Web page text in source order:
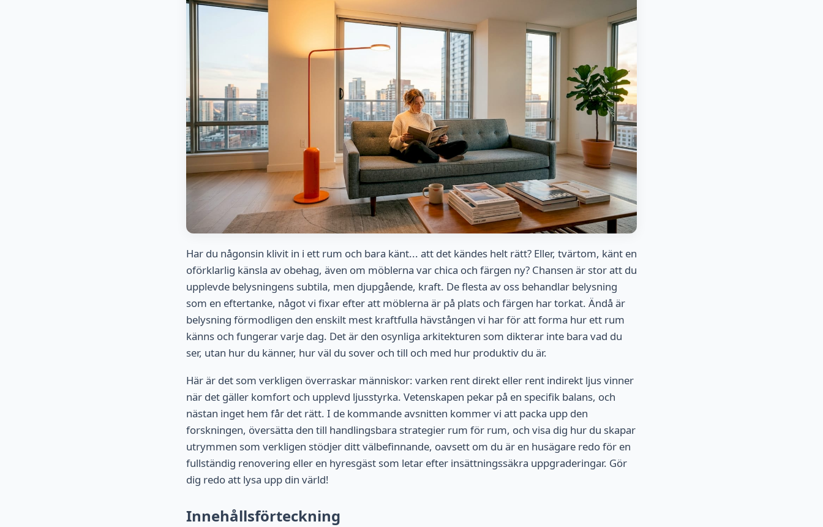
Har du någonsin klivit in i ett rum och bara känt... att det kändes helt rätt? Eller, tvärtom, känt en
oförklarlig känsla av obehag, även om möblerna var chica och färgen ny? Chansen är stor att du
upplevde belysningens subtila, men djupgående, kraft. De flesta av oss behandlar belysning
som en eftertanke, något vi fixar efter att möblerna är på plats och färgen har torkat. Ändå är
belysning förmodligen den enskilt mest kraftfulla hävstången vi har för att forma hur ett rum
känns och fungerar varje dag. Det är den osynliga arkitekturen som dikterar inte bara vad du
ser, utan hur du känner, hur väl du sover och till och med hur produktiv du är.
Här är det som verkligen överraskar människor: varken rent direkt eller rent indirekt ljus vinner
när det gäller komfort och upplevd ljusstyrka. Vetenskapen pekar på en specifik balans, och
nästan inget hem får det rätt. I de kommande avsnitten kommer vi att packa upp den
forskningen, översätta den till handlingsbara strategier rum för rum, och visa dig hur du skapar
utrymmen som verkligen stödjer ditt välbefinnande, oavsett om du är en husägare redo för en
fullständig renovering eller en hyresgäst som letar efter insättningssäkra uppgraderingar. Gör
dig redo att lysa upp din värld!
Innehållsförteckning